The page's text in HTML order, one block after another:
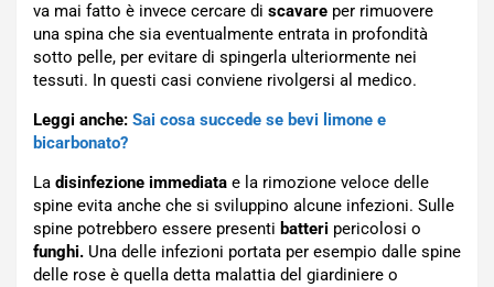
va mai fatto è invece cercare di scavare per rimuovere
una spina che sia eventualmente entrata in profondità
sotto pelle, per evitare di spingerla ulteriormente nei
tessuti. In questi casi conviene rivolgersi al medico.
Leggi anche: Sai cosa succede se bevi limone e
bicarbonato?
La disinfezione immediata e la rimozione veloce delle
spine evita anche che si sviluppino alcune infezioni. Sulle
spine potrebbero essere presenti batteri pericolosi o
funghi. Una delle infezioni portata per esempio dalle spine
delle rose è quella detta malattia del giardiniere o